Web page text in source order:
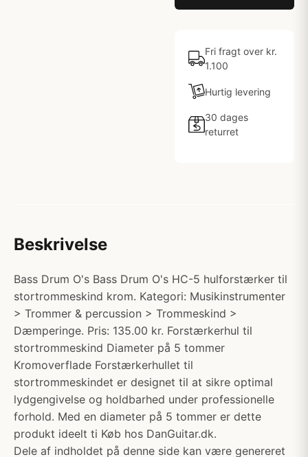
Fri fragt over kr.
1.100
Hurtig levering
30 dages
returret
Beskrivelse
Bass Drum O's Bass Drum O's HC-5 hulforstærker til
stortrommeskind krom. Kategori: Musikinstrumenter
> Trommer & percussion > Trommeskind >
Dæmperinge. Pris: 135.00 kr. Forstærkerhul til
stortrommeskind Diameter på 5 tommer
Kromoverflade Forstærkerhullet til
stortrommeskindet er designet til at sikre optimal
lydgengivelse og holdbarhed under professionelle
forhold. Med en diameter på 5 tommer er dette
produkt ideelt ti Køb hos DanGuitar.dk.
Dele af indholdet på denne side kan være genereret